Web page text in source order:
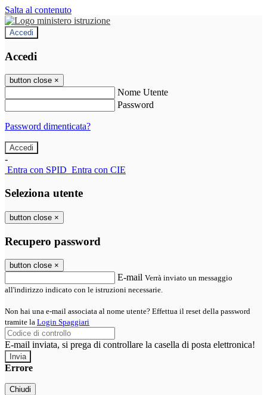
Salta al contenuto
Accedi
Accedi
button close ×
Nome Utente
Password
Password dimenticata?
-
Entra con SPID Entra con CIE
Seleziona utente
button close ×
Recupero password
button close ×
E-mail Verrà inviato un messaggio
all'indirizzo indicato con le istruzioni necessarie.
Non hai una e-mail associata al nome utente? Effettua il reset della password
tramite la Login Spaggiari
E-mail inviata, si prega di controllare la casella di posta elettronica!
Errore
Chiudi